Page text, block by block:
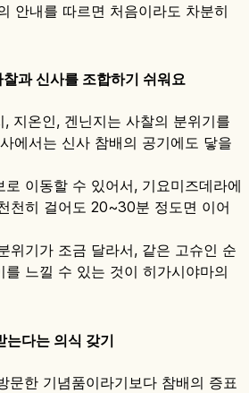
안내를 따르면 처음이라도 차분히
과 신사를 조합하기 쉬워요
지온인, 겐닌지는 사찰의 분위기를
에서는 신사 참배의 공기에도 닿을
이동할 수 있어서, 기요미즈데라에
천히 걸어도 20~30분 정도면 이어
위기가 조금 달라서, 같은 고슈인 순
를 느낄 수 있는 것이 히가시야마의
는다는 의식 갖기
문한 기념품이라기보다 참배의 증표